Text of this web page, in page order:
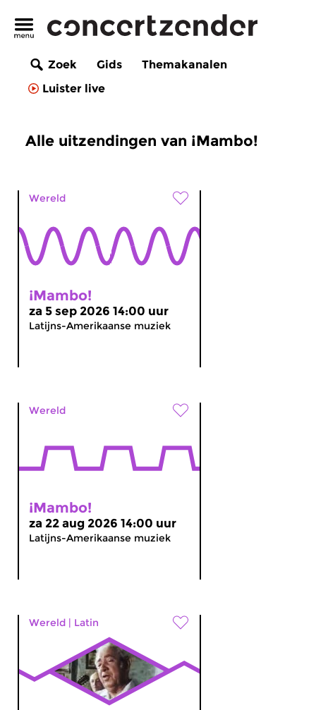
Zoek Gids
Themakanalen
Luister live
Alle uitzendingen van ¡Mambo!
Wereld
¡Mambo!
za 5 sep 2026 14:00 uur
Latijns-Amerikaanse muziek
Wereld
¡Mambo!
za 22 aug 2026 14:00 uur
Latijns-Amerikaanse muziek
Wereld | Latin